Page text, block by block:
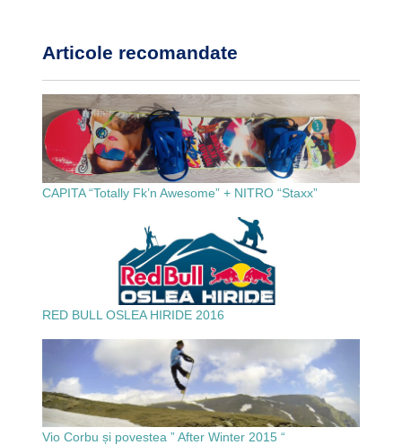
Articole recomandate
CAPITA “Totally Fk’n Awesome” + NITRO “Staxx”
RED BULL OSLEA HIRIDE 2016
Vio Corbu și povestea ” After Winter 2015 “